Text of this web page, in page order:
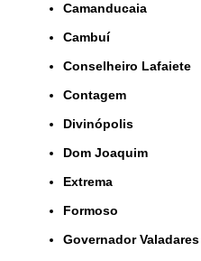
Camanducaia
Cambuí
Conselheiro Lafaiete
Contagem
Divinópolis
Dom Joaquim
Extrema
Formoso
Governador Valadares